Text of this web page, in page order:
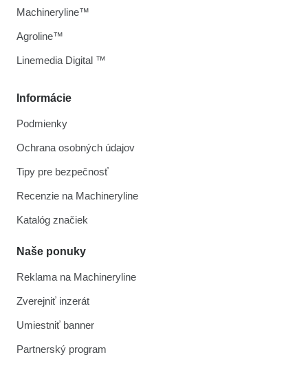
Informácie
Podmienky
Ochrana osobných údajov
Tipy pre bezpečnosť
Recenzie na Machineryline
Katalóg značiek
Naše ponuky
Reklama na Machineryline
Zverejniť inzerát
Umiestniť banner
Partnerský program
Machineryline™
Agroline™
Linemedia Digital ™